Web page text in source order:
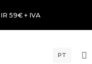
59€ + IVA
PT